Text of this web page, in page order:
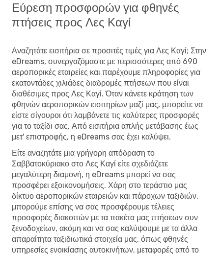
Εύρεση προσφορών για φθηνές
πτήσεις προς Λες Καγί
Αναζητάτε εισιτήρια σε προσιτές τιμές για Λες Καγί; Στην
eDreams, συνεργαζόμαστε με περισσότερες από 690
αεροπορικές εταιρείες και παρέχουμε πληροφορίες για
εκατοντάδες χιλιάδες διαδρομές πτήσεων που είναι
διαθέσιμες προς Λες Καγί. Όταν κάνετε κράτηση των
φθηνών αεροπορικών εισιτηρίων μαζί μας, μπορείτε να
είστε σίγουροι ότι λαμβάνετε τις καλύτερες προσφορές
για το ταξίδι σας. Από εισιτήρια απλής μετάβασης έως
μετ' επιστροφής, η eDreams σας έχει καλύψει.
Είτε αναζητάτε μια γρήγορη απόδραση το
Σαββατοκύριακο στο Λες Καγί είτε σχεδιάζετε
μεγαλύτερη διαμονή, η eDreams μπορεί να σας
προσφέρει εξοικονομήσεις. Χάρη στο τεράστιο μας
δίκτυο αεροπορικών εταιρειών και πάροχων ταξιδιών,
μπορούμε επίσης να σας προσφέρουμε τέλειες
προσφορές διακοπών με τα πακέτα μας πτήσεων συν
ξενοδοχείων, ακόμη και να σας καλύψουμε με τα άλλα
απαραίτητα ταξιδιωτικά στοιχεία μας, όπως φθηνές
υπηρεσίες ενοικίασης αυτοκινήτων, μεταφορές από το